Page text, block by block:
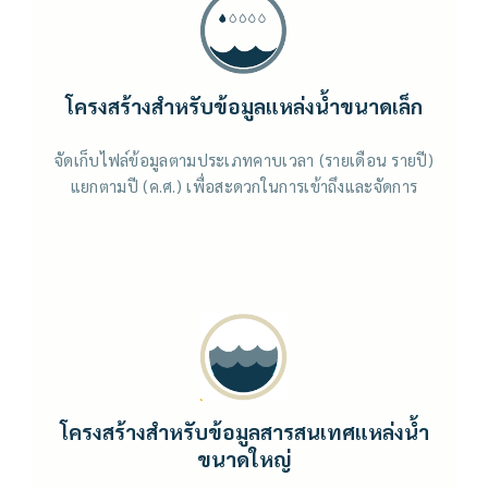
โครงสร้างสำหรับข้อมูลแหล่งน้ำขนาดเล็ก
จัดเก็บไฟล์ข้อมูลตามประเภทคาบเวลา (รายเดือน รายปี)
แยกตามปี (ค.ศ.) เพื่อสะดวกในการเข้าถึงและจัดการ
โครงสร้างสำหรับข้อมูลสารสนเทศแหล่งน้ำ
ขนาดใหญ่